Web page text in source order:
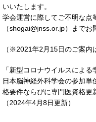
いいたします。
学会運営に際してご不明な点
（shogai@jnss.or.jp）までお
（※2021年2月15日のご案内
「新型コロナウイルスによ
日本脳神経外科学会の参加
格要件ならびに専門医資格更
（2024年4月8日更新）